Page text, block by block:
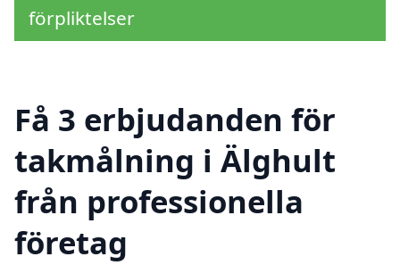
förpliktelser
Få 3 erbjudanden för
takmålning i Älghult
från professionella
företag